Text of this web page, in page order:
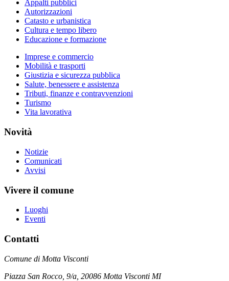
Appalti pubblici
Autorizzazioni
Catasto e urbanistica
Cultura e tempo libero
Educazione e formazione
Imprese e commercio
Mobilità e trasporti
Giustizia e sicurezza pubblica
Salute, benessere e assistenza
Tributi, finanze e contravvenzioni
Turismo
Vita lavorativa
Novità
Notizie
Comunicati
Avvisi
Vivere il comune
Luoghi
Eventi
Contatti
Comune di Motta Visconti
Piazza San Rocco, 9/a, 20086 Motta Visconti MI